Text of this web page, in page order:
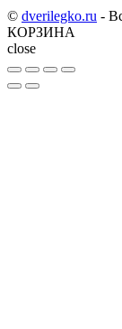
© dverilegko.ru -
КОРЗИНА
close